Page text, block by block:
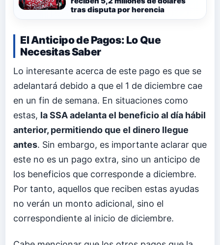
tras disputa por herencia
El Anticipo de Pagos: Lo Que
Necesitas Saber
Lo interesante acerca de este pago es que se
adelantará debido a que el 1 de diciembre cae
en un fin de semana. En situaciones como
estas, la SSA adelanta el beneficio al día hábil
anterior, permitiendo que el dinero llegue
antes. Sin embargo, es importante aclarar que
este no es un pago extra, sino un anticipo de
los beneficios que corresponde a diciembre.
Por tanto, aquellos que reciben estas ayudas
no verán un monto adicional, sino el
correspondiente al inicio de diciembre.